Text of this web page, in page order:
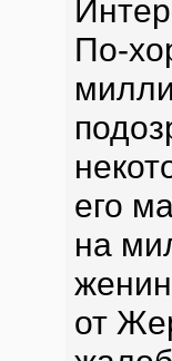
По-
его
на
от